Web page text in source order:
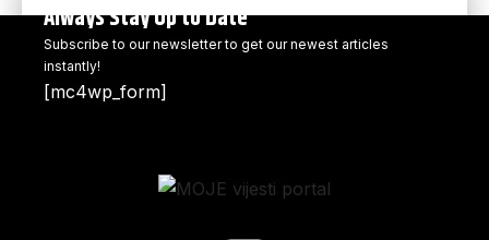
Always Stay Up to Date
Subscribe to our newsletter to get our newest articles
instantly!
[mc4wp_form]